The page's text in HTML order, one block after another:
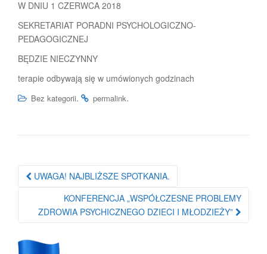
W DNIU 1 CZERWCA 2018
SEKRETARIAT PORADNI PSYCHOLOGICZNO-
PEDAGOGICZNEJ
BĘDZIE NIECZYNNY
terapie odbywają się w umówionych godzinach
Bez kategorii. permalink.
Nawigacja
wpisie
UWAGA! NAJBLIŻSZE SPOTKANIA.
KONFERENCJA „WSPÓŁCZESNE PROBLEMY
ZDROWIA PSYCHICZNEGO DZIECI I MŁODZIEŻY”